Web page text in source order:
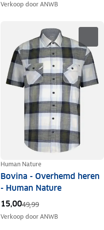
Verkoop doorANWB
Human Nature
Bovina - Overhemd heren
- Human Nature
15,0049,99
Verkoop doorANWB